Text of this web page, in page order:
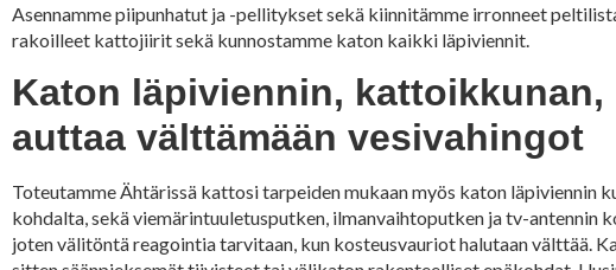
Asennamme piipunhatut ja -pellitykset sekä kiinnitämme irronneet
rakoilleet kattojiirit sekä kunnostamme katon kaikki läpiviennit.
Katon läpiviennin,
auttaa välttämään vesivahingot
Toteutamme Ähtärissä kattosi tarpeiden mukaan myös katon
kohdalta, sekä viemärintuuletusputken, ilmanvaihtoputken ja tv-
joten välitöntä reagointia tarvitaan, kun kosteusvauriot halutaan välttää.